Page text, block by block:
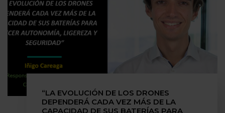
“LA EVOLUCIÓN DE LOS DRONES
DEPENDERÁ CADA VEZ MÁS DE LA
CAPACIDAD DE SUS BATERÍAS PARA